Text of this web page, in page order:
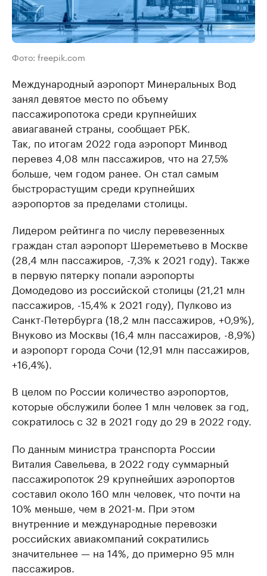
Фото: freepik.com
Международный аэропорт Минеральных Вод
занял девятое место по объему
пассажиропотока среди крупнейших
авиагаваней страны, сообщает РБК.
Так, по итогам 2022 года аэропорт Минвод
перевез 4,08 млн пассажиров, что на 27,5%
больше, чем годом ранее. Он стал самым
быстрорастущим среди крупнейших
аэропортов за пределами столицы.
Лидером рейтинга по числу перевезенных
граждан стал аэропорт Шереметьево в Москве
(28,4 млн пассажиров, -7,3% к 2021 году). Также
в первую пятерку попали аэропорты
Домодедово из российской столицы (21,21 млн
пассажиров, -15,4% к 2021 году), Пулково из
Санкт-Петербурга (18,2 млн пассажиров, +0,9%),
Внуково из Москвы (16,4 млн пассажиров, -8,9%)
и аэропорт города Сочи (12,91 млн пассажиров,
+16,4%).
В целом по России количество аэропортов,
которые обслужили более 1 млн человек за год,
сократилось с 32 в 2021 году до 29 в 2022 году.
По данным министра транспорта России
Виталия Савельева, в 2022 году суммарный
пассажиропоток 29 крупнейших аэропортов
составил около 160 млн человек, что почти на
10% меньше, чем в 2021-м. При этом
внутренние и международные перевозки
российских авиакомпаний сократились
значительнее — на 14%, до примерно 95 млн
пассажиров.